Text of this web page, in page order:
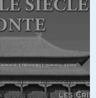
sont de grosse
alors on vend tout pour
Paribas, Dassautl, Caisse